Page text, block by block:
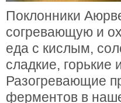
Поклонники
согревающую и
еда с кислым,
сладкие,
Разогревающие
ферментов в